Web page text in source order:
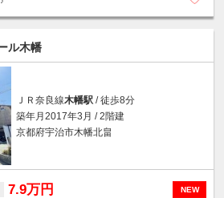
ル木幡
ＪＲ奈良線木幡駅/ 徒歩8分
築年月2017年3月 / 2階建
京都府宇治市木幡北畠
NEW
7.9万円